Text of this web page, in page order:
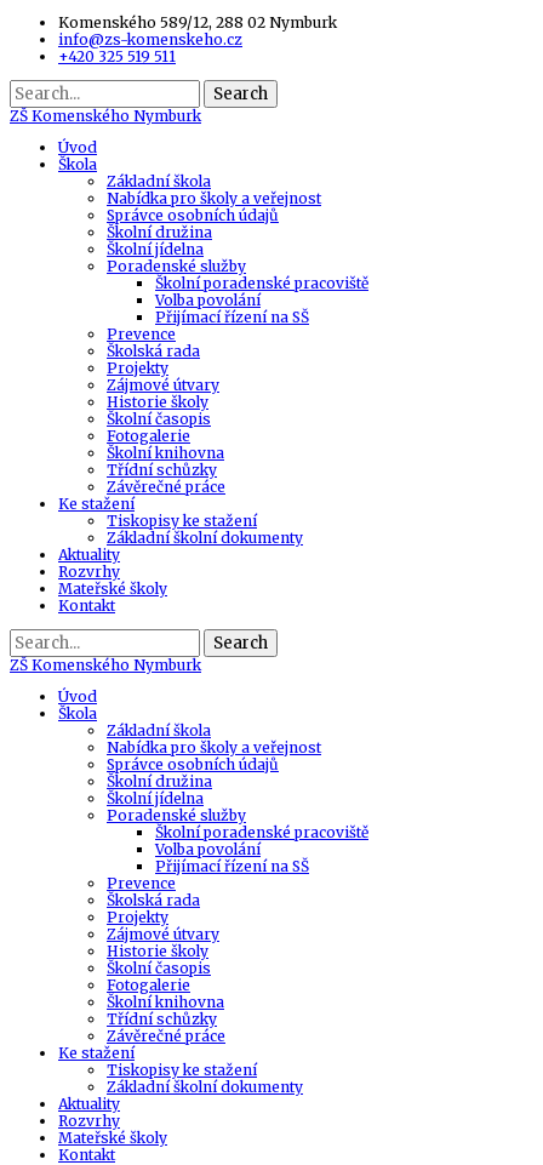
Komenského 589/12, 288 02 Nymburk
info@zs-komenskeho.cz
+420 325 519 511
Search
ZŠ Komenského Nymburk
Úvod
Škola
Základní škola
Nabídka pro školy a veřejnost
Správce osobních údajů
Školní družina
Školní jídelna
Poradenské služby
Školní poradenské pracoviště
Volba povolání
Přijímací řízení na SŠ
Prevence
Školská rada
Projekty
Zájmové útvary
Historie školy
Školní časopis
Fotogalerie
Školní knihovna
Třídní schůzky
Závěrečné práce
Ke stažení
Tiskopisy ke stažení
Základní školní dokumenty
Aktuality
Rozvrhy
Mateřské školy
Kontakt
Search
ZŠ Komenského Nymburk
Úvod
Škola
Základní škola
Nabídka pro školy a veřejnost
Správce osobních údajů
Školní družina
Školní jídelna
Poradenské služby
Školní poradenské pracoviště
Volba povolání
Přijímací řízení na SŠ
Prevence
Školská rada
Projekty
Zájmové útvary
Historie školy
Školní časopis
Fotogalerie
Školní knihovna
Třídní schůzky
Závěrečné práce
Ke stažení
Tiskopisy ke stažení
Základní školní dokumenty
Aktuality
Rozvrhy
Mateřské školy
Kontakt